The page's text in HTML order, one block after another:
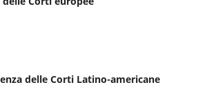
delle Corti Latino-americane